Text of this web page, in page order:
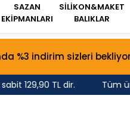
%3 indirim sizleri
129,90 TL dir. Tüm
SAZAN
EKİPMANLARI
SİLİKON&MAKET
BALIKLAR